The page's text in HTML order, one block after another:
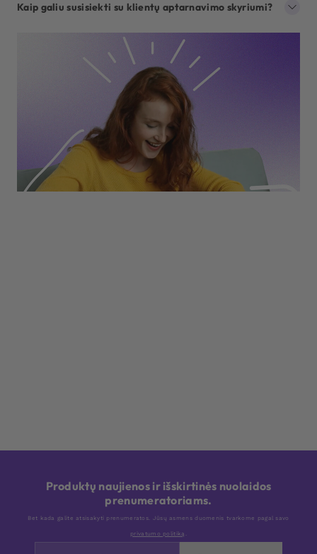
Kaip galiu susisiekti su klientų aptarnavimo skyriumi?
Produktų naujienos ir išskirtinės nuolaidos
prenumeratoriams.
Bet kada galite atsisakyti prenumeratos. Jūsų asmens duomenis tvarkome pagal savo
privatumo politiką .